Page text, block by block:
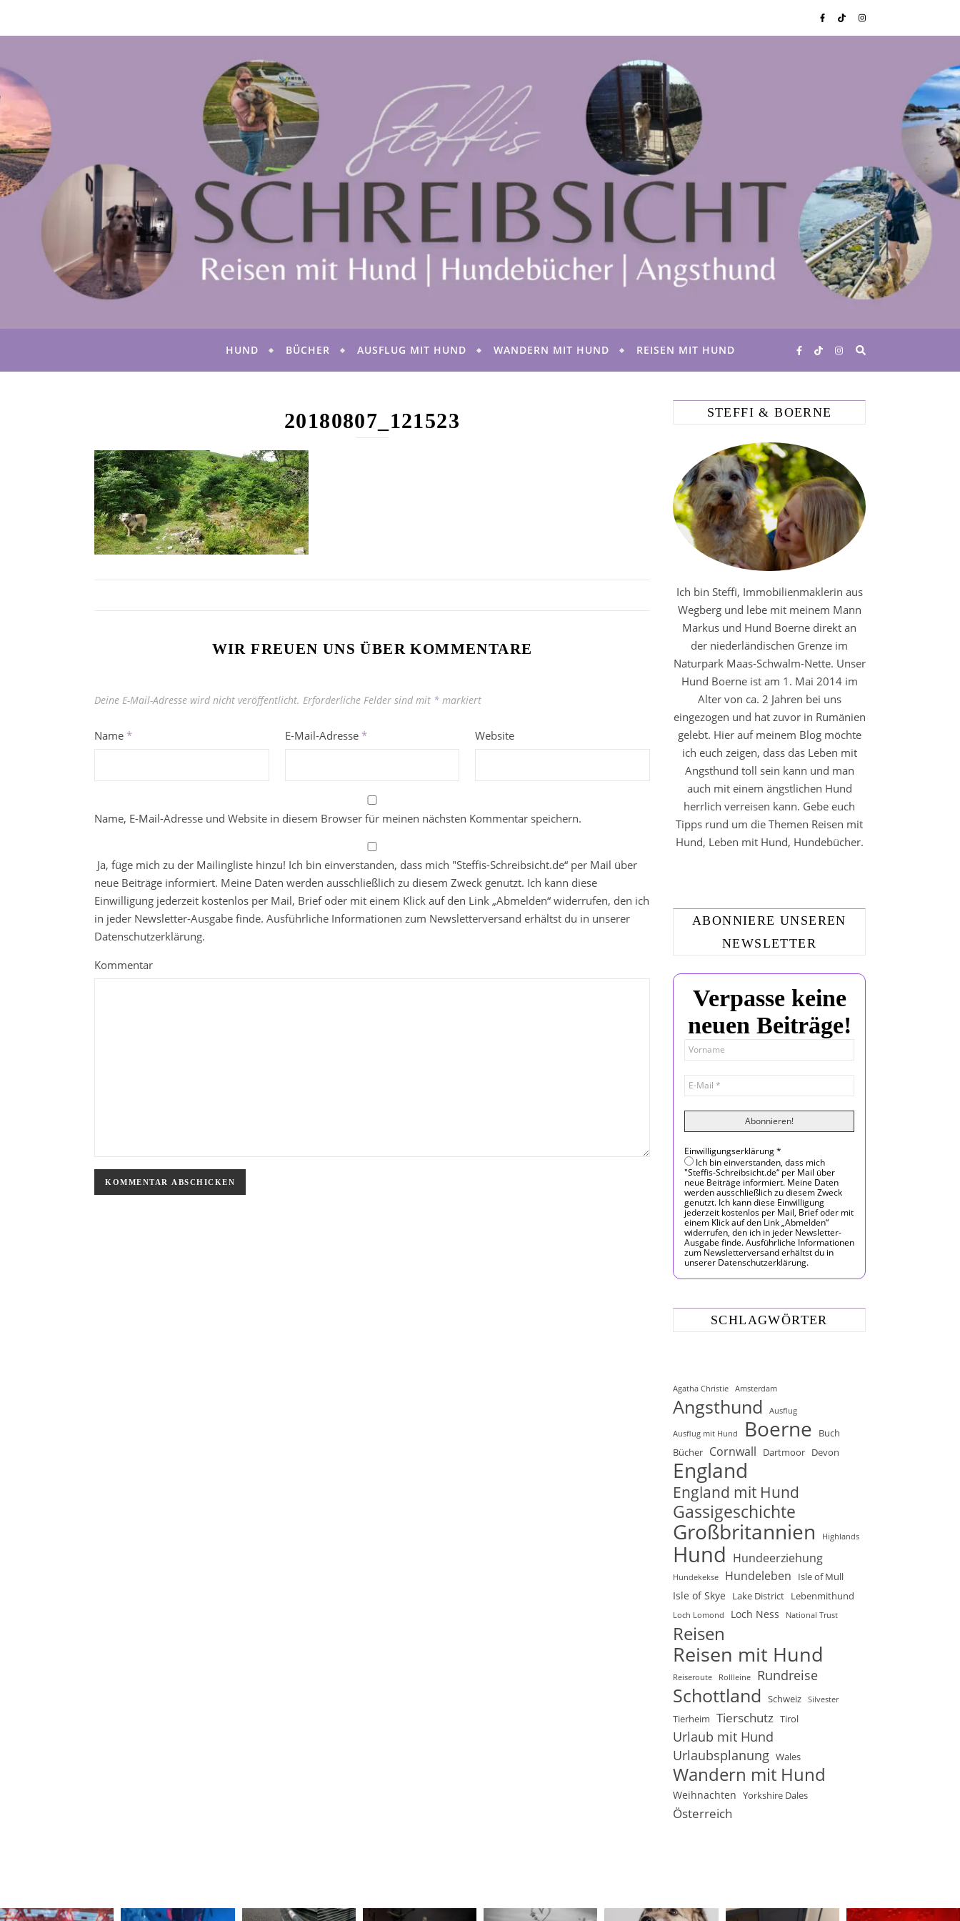
HUND BÜCHER AUSFLUG MIT HUND WANDERN MIT HUND REISEN MIT HUND
20180807_121523
WIR FREUEN UNS ÜBER KOMMENTARE
Deine E-Mail-Adresse wird nicht veröffentlicht. Erforderliche Felder sind mit * markiert
Name * E-Mail-Adresse * Website
Name, E-Mail-Adresse und Website in diesem Browser für meinen nächsten Kommentar speichern.
Ja, füge mich zu der Mailingliste hinzu! Ich bin einverstanden, dass mich "Steffis-Schreibsicht.de“ per Mail über
neue Beiträge informiert. Meine Daten werden ausschließlich zu diesem Zweck genutzt. Ich kann diese
Einwilligung jederzeit kostenlos per Mail, Brief oder mit einem Klick auf den Link „Abmelden“ widerrufen, den ich
in jeder Newsletter-Ausgabe finde. Ausführliche Informationen zum Newsletterversand erhältst du in unserer
Datenschutzerklärung.
Kommentar
STEFFI & BOERNE
Ich bin Steffi, Immobilienmaklerin aus
Wegberg und lebe mit meinem Mann
Markus und Hund Boerne direkt an
der niederländischen Grenze im
Naturpark Maas-Schwalm-Nette. Unser
Hund Boerne ist am 1. Mai 2014 im
Alter von ca. 2 Jahren bei uns
eingezogen und hat zuvor in Rumänien
gelebt. Hier auf meinem Blog möchte
ich euch zeigen, dass das Leben mit
Angsthund toll sein kann und man
auch mit einem ängstlichen Hund
herrlich verreisen kann. Gebe euch
Tipps rund um die Themen Reisen mit
Hund, Leben mit Hund, Hundebücher.
ABONNIERE UNSEREN
NEWSLETTER
Verpasse keine
neuen Beiträge!
Einwilligungserklärung*
Ich bin einverstanden, dass mich
"Steffis-Schreibsicht.de“ per Mail über
neue Beiträge informiert. Meine Daten
werden ausschließlich zu diesem Zweck
genutzt. Ich kann diese Einwilligung
jederzeit kostenlos per Mail, Brief oder mit
einem Klick auf den Link „Abmelden“
widerrufen, den ich in jeder Newsletter-
Ausgabe finde. Ausführliche Informationen
zum Newsletterversand erhältst du in
unserer Datenschutzerklärung.
SCHLAGWÖRTER
Agatha Christie Amsterdam
Angsthund Ausflug
Ausflug mit Hund Boerne
Buch
Bücher Cornwall Dartmoor Devon
England
England mit Hund
Gassigeschichte
Großbritannien Highlands
Hund Hundeerziehung
Hundekekse Hundeleben Isle of Mull
Isle of Skye Lake District Lebenmithund
Loch Lomond Loch Ness National Trust
Reisen
Reisen mit Hund
Reiseroute Rollleine Rundreise
Schottland Schweiz Silvester
Tierheim Tierschutz Tirol
Urlaub mit Hund
Urlaubsplanung Wales
Wandern mit Hund
Weihnachten Yorkshire Dales
Österreich